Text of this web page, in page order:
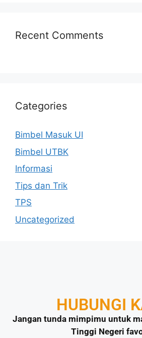
Recent Comments
Categories
Bimbel Masuk UI
Bimbel UTBK
Informasi
Tips dan Trik
TPS
Uncategorized
HUBUNGI
Jangan tunda mimpimu untuk
Tinggi Negeri